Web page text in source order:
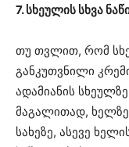
7. სხეულის სხვა
თუ თვლით, რომ
განკუთვნილი
ადამიანის
მაგალითად,
სახეზე, ასევე